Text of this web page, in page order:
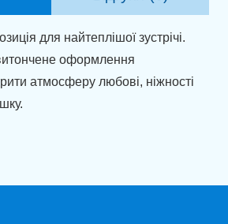
для найтеплішої зустрічі.
оформлення
атмосферу любові, ніжності